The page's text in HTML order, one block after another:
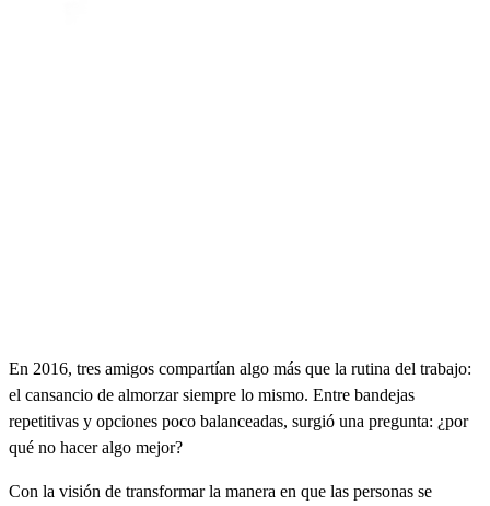
En 2016, tres amigos compartían algo más que la rutina del trabajo:
el cansancio de almorzar siempre lo mismo. Entre bandejas
repetitivas y opciones poco balanceadas, surgió una pregunta: ¿por
qué no hacer algo mejor?
Con la visión de transformar la manera en que las personas se